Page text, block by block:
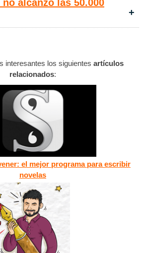
alcanzo las 50.000
interesantes los siguientes artículos
relacionados:
el mejor programa para escribir
novelas